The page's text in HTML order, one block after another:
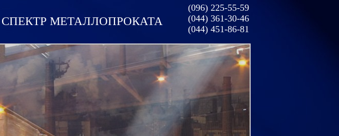
СПЕКТР МЕТАЛЛОПРОКАТА
(096) 225-55-59
(044) 361-30-46
(044) 451-86-81